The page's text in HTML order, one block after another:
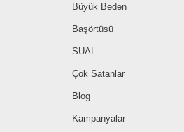
Büyük Beden
Başörtüsü
SUAL
Çok Satanlar
Blog
Kampanyalar